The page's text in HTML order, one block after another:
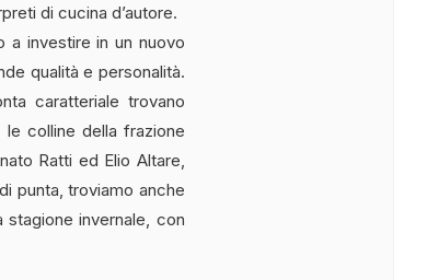
di cucina d’autore.
a investire in un nuovo
qualità e personalità.
caratteriale trovano
colline della frazione
Ratti ed Elio Altare,
punta, troviamo anche
stagione invernale, con